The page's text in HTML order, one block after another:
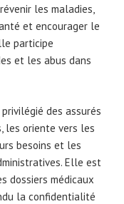
les maladies,
et encourager le
participe
et les abus dans
des assurés
les oriente vers les
besoins et les
Elle est
dossiers médicaux
la confidentialité